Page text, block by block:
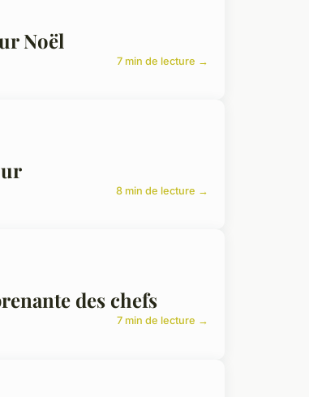
Noël
7 min de lecture →
8 min de lecture →
des chefs
7 min de lecture →